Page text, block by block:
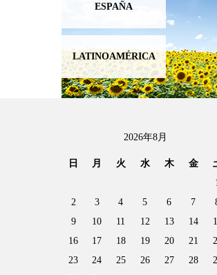
ESPAÑA
LATINOAMÉRICA
2026年8月
日 月 火 水 木 金
2
3 4 5 6 7
9
10 11 12 13 14
16
17 18 19 20 21
23
24 25 26 27 28